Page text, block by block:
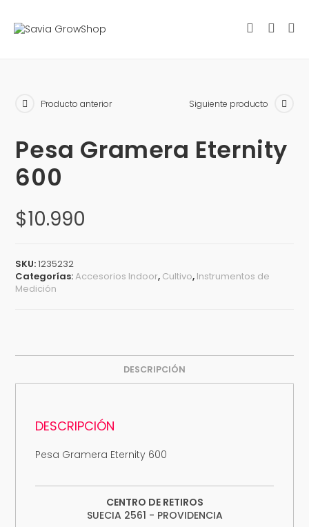
Producto anterior Siguiente producto
Pesa Gramera Eternity
600
$10.990
SKU:1235232
Categorías:Accesorios Indoor, Cultivo, Instrumentos de
Medición
DESCRIPCIÓN
DESCRIPCIÓN
Pesa Gramera Eternity 600
CENTRO DE RETIROS
SUECIA 2561 - PROVIDENCIA